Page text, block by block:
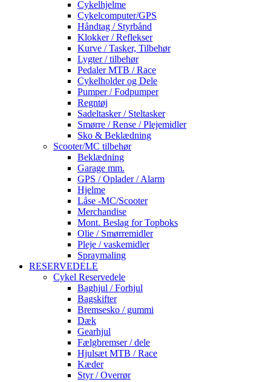
Cykelhjelme
Cykelcomputer/GPS
Håndtag / Styrbånd
Klokker / Reflekser
Kurve / Tasker, Tilbehør
Lygter / tilbehør
Pedaler MTB / Race
Cykelholder og Dele
Pumper / Fodpumper
Regntøj
Sadeltasker / Steltasker
Smørre / Rense / Plejemidler
Sko & Beklædning
Scooter/MC tilbehør
Beklædning
Garage mm.
GPS / Oplader / Alarm
Hjelme
Låse -MC/Scooter
Merchandise
Mont. Beslag for Topboks
Olie / Smørremidler
Pleje / vaskemidler
Spraymaling
RESERVEDELE
Cykel Reservedele
Baghjul / Forhjul
Bagskifter
Bremsesko / gummi
Dæk
Gearhjul
Fælgbremser / dele
Hjulsæt MTB / Race
Kæder
Styr / Overrør